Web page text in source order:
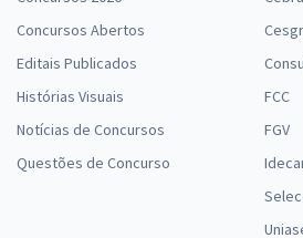
Concursos Abertos
Editais Publicados
Histórias Visuais
Notícias de Concursos
Questões de Concurso
FCC
FGV